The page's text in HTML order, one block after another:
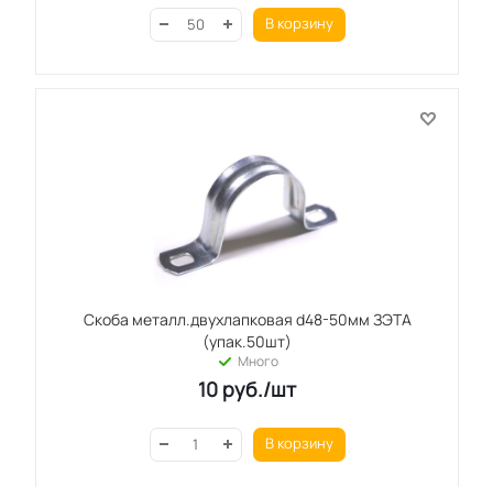
В корзину
Скоба металл.двухлапковая d48-50мм ЗЭТА
(упак.50шт)
Много
10 руб./шт
В корзину